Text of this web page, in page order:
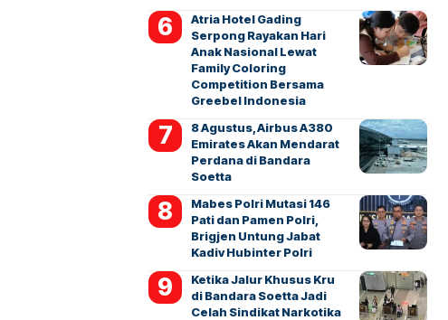
Atria Hotel Gading
Serpong Rayakan Hari
Anak Nasional Lewat
Family Coloring
Competition Bersama
Greebel Indonesia
8 Agustus, Airbus A380
Emirates Akan Mendarat
Perdana di Bandara
Soetta
Mabes Polri Mutasi 146
Pati dan Pamen Polri,
Brigjen Untung Jabat
Kadiv Hubinter Polri
Ketika Jalur Khusus Kru
di Bandara Soetta Jadi
Celah Sindikat Narkotika